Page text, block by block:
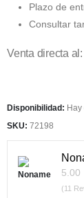
Plazo de
Consultar
Venta directa al:
Disponibilidad:
SKU: 72198
5.00
(11